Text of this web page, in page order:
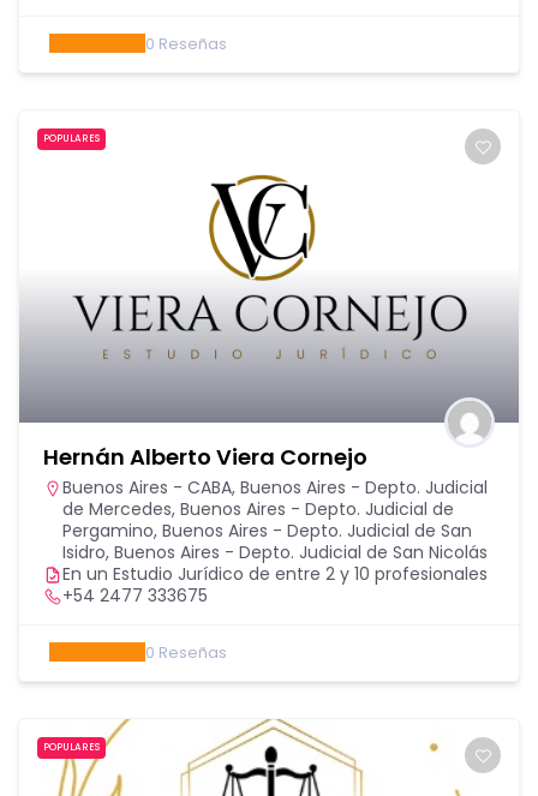
0 Reseñas
POPULARES
Hernán Alberto Viera Cornejo
Buenos Aires - CABA, Buenos Aires - Depto. Judicial
de Mercedes, Buenos Aires - Depto. Judicial de
Pergamino, Buenos Aires - Depto. Judicial de San
Isidro, Buenos Aires - Depto. Judicial de San Nicolás
En un Estudio Jurídico de entre 2 y 10 profesionales
+54 2477 333675
0 Reseñas
POPULARES